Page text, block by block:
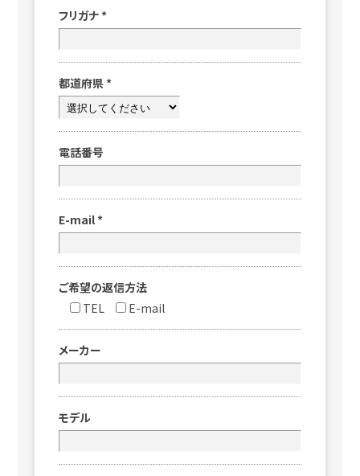
フリガナ *
都道府県 *
電話番号
E-mail *
ご希望の返信方法
TEL
E-mail
メーカー
モデル